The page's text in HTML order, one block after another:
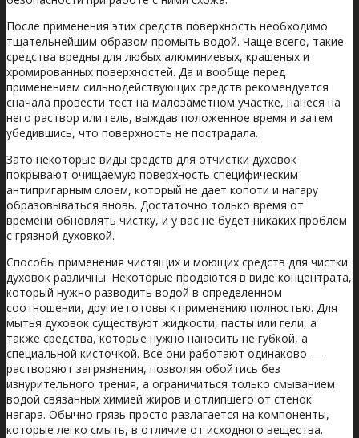
После применения этих средств поверхность необходимо
тщательнейшим образом промыть водой. Чаще всего, такие
средства вредны для любых алюминиевых, крашеных и
хромированных поверхностей. Да и вообще перед
применением сильнодействующих средств рекомендуется
сначала провести тест на малозаметном участке, нанеся на
него раствор или гель, выждав положенное время и затем
убедившись, что поверхность не пострадала.
Зато некоторые виды средств для отчистки духовок
покрывают очищаемую поверхность специфическим
антипригарным слоем, который не дает копоти и нагару
образовываться вновь. Достаточно только время от
времени обновлять чистку, и у вас не будет никаких проблем
с грязной духовкой.
Способы применения чистящих и моющих средств для чистки
духовок различны. Некоторые продаются в виде концентрата,
который нужно разводить водой в определенном
соотношении, другие готовы к применению полностью. Для
мытья духовок существуют жидкости, пасты или гели, а
также средства, которые нужно наносить не губкой, а
специальной кисточкой. Все они работают одинаково —
растворяют загрязнения, позволяя обойтись без
изнурительного трения, а ограничиться только смыванием
водой связанных химией жиров и отлипшего от стенок
нагара. Обычно грязь просто разлагается на компоненты,
которые легко смыть, в отличие от исходного вещества.